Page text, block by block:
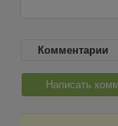
Комментарии
Написать